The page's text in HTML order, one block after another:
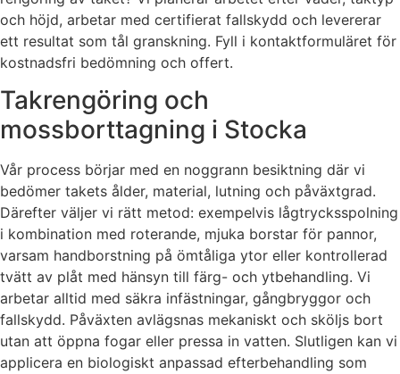
och höjd, arbetar med certifierat fallskydd och levererar
ett resultat som tål granskning. Fyll i kontaktformuläret för
kostnadsfri bedömning och offert.
Takrengöring och
mossborttagning i Stocka
Vår process börjar med en noggrann besiktning där vi
bedömer takets ålder, material, lutning och påväxtgrad.
Därefter väljer vi rätt metod: exempelvis lågtrycksspolning
i kombination med roterande, mjuka borstar för pannor,
varsam handborstning på ömtåliga ytor eller kontrollerad
tvätt av plåt med hänsyn till färg- och ytbehandling. Vi
arbetar alltid med säkra infästningar, gångbryggor och
fallskydd. Påväxten avlägsnas mekaniskt och sköljs bort
utan att öppna fogar eller pressa in vatten. Slutligen kan vi
applicera en biologiskt anpassad efterbehandling som